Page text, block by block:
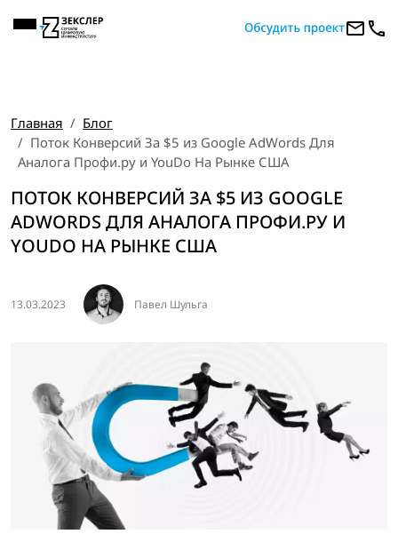
Главная
Блог
Поток Конверсий За $5 из Google AdWords Для
Аналога Профи.ру и YouDo На Рынке США
ПОТОК КОНВЕРСИЙ ЗА $5 ИЗ GOOGLE
ADWORDS ДЛЯ АНАЛОГА ПРОФИ.РУ И
YOUDO НА РЫНКЕ США
13.03.2023 Павел Шульга